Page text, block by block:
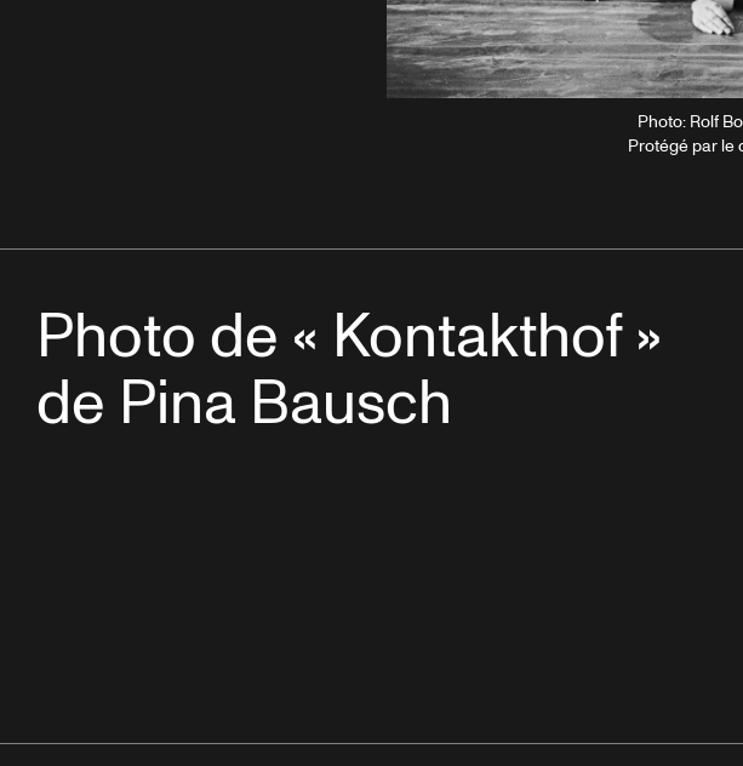
Photo: Rolf
Protégé par le
Photo de « Kontakthof »
de Pina Bausch